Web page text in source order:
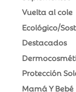
Vuelta al cole
Ecológico/
Destacados
Protección
Mamá Y Bebé